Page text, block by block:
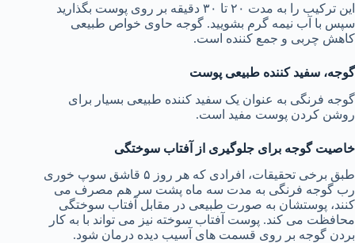
این ترکیب را به مدت ۲۰ تا ۳۰ دقیقه بر روی پوست بگذارید
سپس با آب نیمه گرم بشویید. گوجه حاوی خواص طبیعی
کاهش چربی و جمع کننده است.
گوجه، سفید کننده طبیعی پوست
گوجه فرنگی به عنوان یک سفید کننده طبیعی بسیار برای
روشن کردن پوست مفید است.
خاصیت گوجه برای جلوگیری از آفتاب سوختگی
طبق برخی تحقیقات، افرادی که هر روز ۵ قاشق سوپ خوری
رب گوجه فرنگی به مدت سه ماه پشت سر هم مصرف می
کنند، پوستشان به صورت طبیعی در مقابل آفتاب سوختگی
محافظت می کند. پوست آفتاب سوخته نیز می تواند با به کار
بردن گوجه بر روی قسمت های آسیب دیده درمان شود.